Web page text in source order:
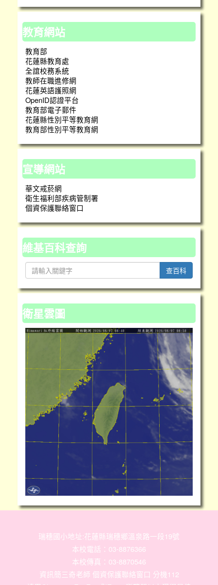
教育網站
教育部
花蓮縣教育處
全誼校務系統
教師在職進修網
花蓮英語護照網
OpenID認證平台
教育部電子郵件
花蓮縣性別平等教育網
教育部性別平等教育網
宣導網站
華文戒菸網
衛生福利部疾病管制署
個資保護聯絡窗口
維基百科查詢
查百科
衛星雲圖
瑞穗國小地址:花蓮縣瑞穗鄉溫泉路一段19號
本校電話：03-8876366
本校傳真：03-8870546
資訊簡三奇老師 個資保護聯絡窗口 分機112